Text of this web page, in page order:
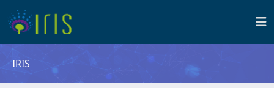
IRIS